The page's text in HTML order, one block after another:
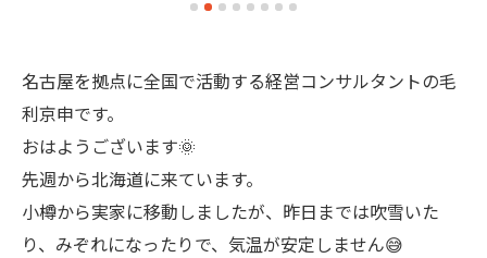
名古屋を拠点に全国で活動する経営コンサルタントの毛
利京申です。
おはようございます🌞
先週から北海道に来ています。
小樽から実家に移動しましたが、昨日までは吹雪いた
り、みぞれになったりで、気温が安定しません😅